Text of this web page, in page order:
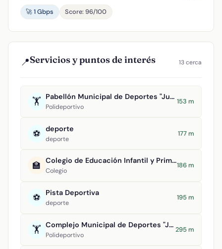
🚀 1 Gbps
Score: 96/100
📍Servicios y puntos de interés 13 cerca
🏋️ Pabellón Municipal de Deportes "Juan Carlos I"
Polideportivo
153 m
⚽ deporte
deporte
177 m
🏫 Colegio de Educación Infantil y Primaria Maestro Navas
Colegio
186 m
⚽ Pista Deportiva
deporte
195 m
🏋️ Complejo Municipal de Deportes "Julián Álvarez de Uribarri"
Polideportivo
295 m